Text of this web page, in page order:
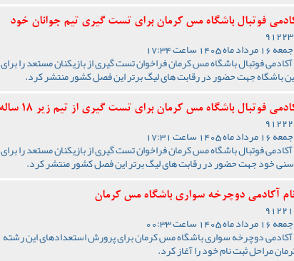
فوتبال باشگاه مس کرمان برای تست گیری تیم جوانان خود
91223
جمعه 16 مرداد ماه 1405 ساعت 17:34
آکادمی فوتبال باشگاه مس کرمان فراخوان تست گیری از بازیکنان مستعد را برای
باشگاه جهت حضور در رقابت های لیگ برتر این فصل کشور منتشر کرد.
فوتبال باشگاه مس کرمان برای تست گیری از تیم زیر 18 ساله های خود
جمعه 16 مرداد ماه 1405 ساعت 17:31
آکادمی فوتبال باشگاه مس کرمان فراخوان تست گیری از بازیکنان مستعد را برای
سنی خود جهت حضور در رقابت های لیگ برتر این فصل کشور منتشر کرد.
آکادمی دوچرخه سواری باشگاه مس کرمان
جمعه 16 مرداد ماه 1405 ساعت 00:33
آکادمی دوچرخه سواری باشگاه مس کرمان برای پرورش استعدادهای این رشته
مراحل ثبت نام خود را آغاز کرد‌.